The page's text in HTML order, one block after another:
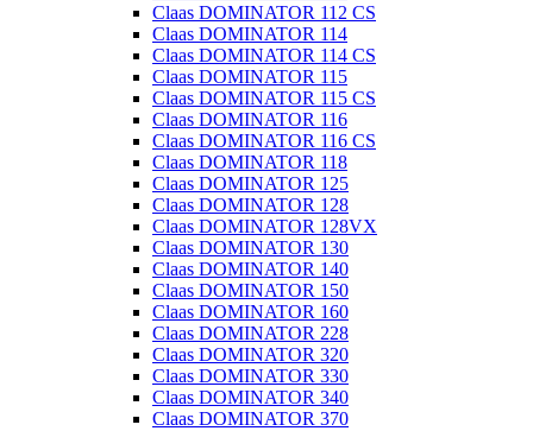
Claas DOMINATOR 112 CS
Claas DOMINATOR 114
Claas DOMINATOR 114 CS
Claas DOMINATOR 115
Claas DOMINATOR 115 CS
Claas DOMINATOR 116
Claas DOMINATOR 116 CS
Claas DOMINATOR 118
Claas DOMINATOR 125
Claas DOMINATOR 128
Claas DOMINATOR 128VX
Claas DOMINATOR 130
Claas DOMINATOR 140
Claas DOMINATOR 150
Claas DOMINATOR 160
Claas DOMINATOR 228
Claas DOMINATOR 320
Claas DOMINATOR 330
Claas DOMINATOR 340
Claas DOMINATOR 370